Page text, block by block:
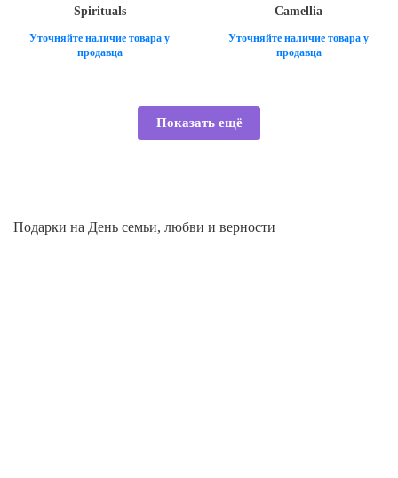
Spirituals
Уточняйте наличие товара у
продавца
Camellia
Уточняйте наличие товара у
продавца
Показать ещё
Подарки на День семьи, любви и верности